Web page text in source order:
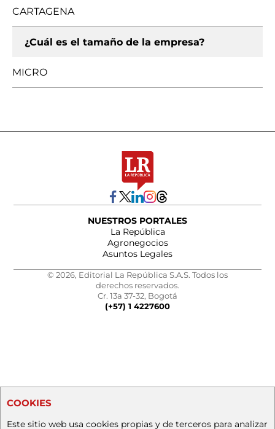
CARTAGENA
¿Cuál es el tamaño de la empresa?
MICRO
NUESTROS PORTALES
La República
Agronegocios
Asuntos Legales
© 2026, Editorial La República S.A.S. Todos los
derechos reservados.
Cr. 13a 37-32, Bogotá
(+57) 1 4227600
COOKIES
Este sitio web usa cookies propias y de terceros para analizar